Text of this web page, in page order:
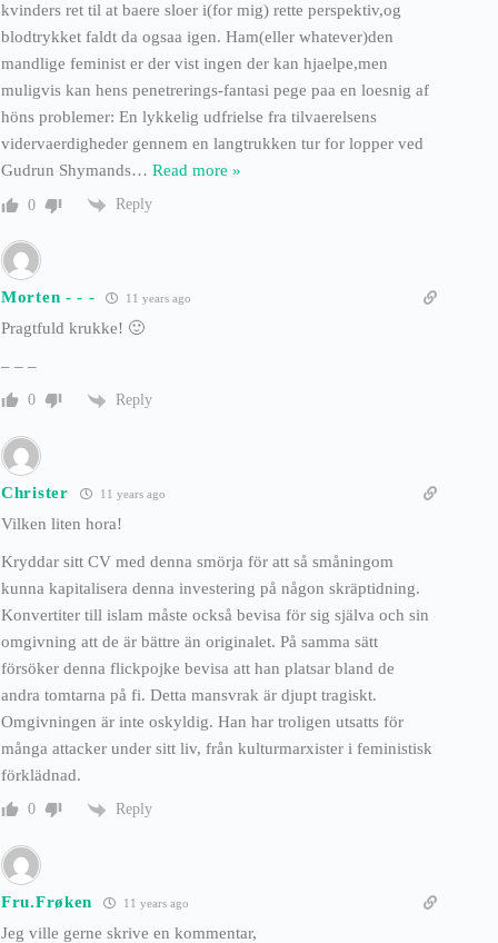
kvinders ret til at baere sloer i(for mig) rette perspektiv,og
blodtrykket faldt da ogsaa igen. Ham(eller whatever)den
mandlige feminist er der vist ingen der kan hjaelpe,men
muligvis kan hens penetrerings-fantasi pege paa en loesnig af
höns problemer: En lykkelig udfrielse fra tilvaerelsens
vidervaerdigheder gennem en langtrukken tur for lopper ved
Gudrun Shymands… Read more »
0 Reply
Morten - - - 11 years ago
Pragtfuld krukke! 🙂
– – –
0 Reply
Christer 11 years ago
Vilken liten hora!
Kryddar sitt CV med denna smörja för att så småningom
kunna kapitalisera denna investering på någon skräptidning.
Konvertiter till islam måste också bevisa för sig själva och sin
omgivning att de är bättre än originalet. På samma sätt
försöker denna flickpojke bevisa att han platsar bland de
andra tomtarna på fi. Detta mansvrak är djupt tragiskt.
Omgivningen är inte oskyldig. Han har troligen utsatts för
många attacker under sitt liv, från kulturmarxister i feministisk
förklädnad.
0 Reply
Fru.Frøken 11 years ago
Jeg ville gerne skrive en kommentar,